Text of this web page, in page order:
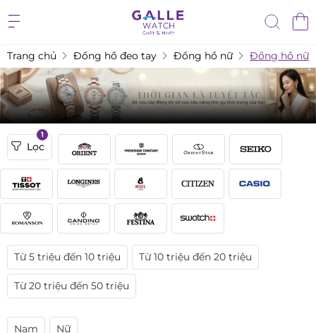
Trang chủ Đồng hồ đeo tay Đồng hồ nữ Đồng hồ nữ
Lọc
1
Từ 5 triệu đến 10 triệu Từ 10 triệu đến 20 triệu
Từ 20 triệu đến 50 triệu
Nam Nữ